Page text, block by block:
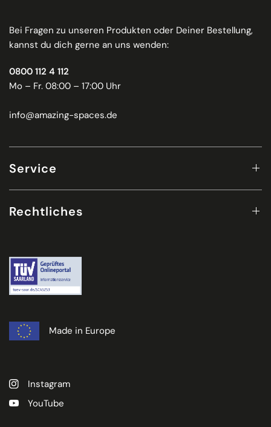
Bei Fragen zu unseren Produkten oder Deiner Bestellung,
kannst du dich gerne an uns wenden:
0800 112 4 112
Mo – Fr. 08:00 – 17:00 Uhr
info@amazing-spaces.de
Service
Rechtliches
Made in Europe
Instagram
YouTube